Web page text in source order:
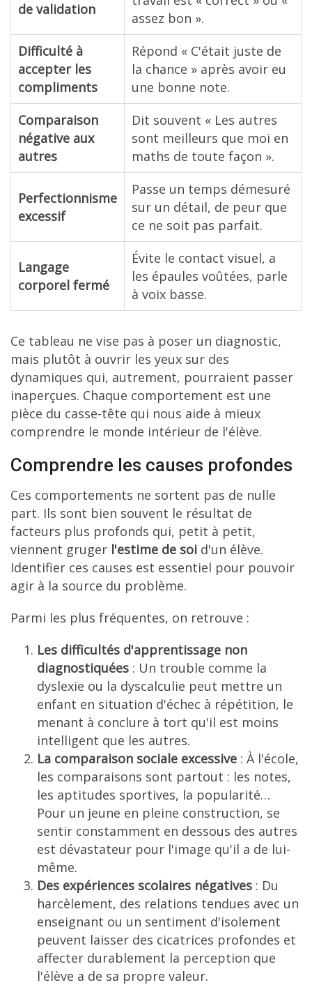
de validation
assez bon ».
Difficulté à
accepter les
compliments
Répond « C'était juste de
la chance » après avoir eu
une bonne note.
Comparaison
négative aux
autres
Dit souvent « Les autres
sont meilleurs que moi en
maths de toute façon ».
Perfectionnisme
excessif
Passe un temps démesuré
sur un détail, de peur que
ce ne soit pas parfait.
Langage
corporel fermé
Évite le contact visuel, a
les épaules voûtées, parle
à voix basse.
Ce tableau ne vise pas à poser un diagnostic,
mais plutôt à ouvrir les yeux sur des
dynamiques qui, autrement, pourraient passer
inaperçues. Chaque comportement est une
pièce du casse-tête qui nous aide à mieux
comprendre le monde intérieur de l'élève.
Comprendre les causes profondes
Ces comportements ne sortent pas de nulle
part. Ils sont bien souvent le résultat de
facteurs plus profonds qui, petit à petit,
viennent gruger l'estime de soi d'un élève.
Identifier ces causes est essentiel pour pouvoir
agir à la source du problème.
Parmi les plus fréquentes, on retrouve :
Les difficultés d'apprentissage non
diagnostiquées : Un trouble comme la
dyslexie ou la dyscalculie peut mettre un
enfant en situation d'échec à répétition, le
menant à conclure à tort qu'il est moins
intelligent que les autres.
La comparaison sociale excessive : À l'école,
les comparaisons sont partout : les notes,
les aptitudes sportives, la popularité…
Pour un jeune en pleine construction, se
sentir constamment en dessous des autres
est dévastateur pour l'image qu'il a de lui-
même.
Des expériences scolaires négatives : Du
harcèlement, des relations tendues avec un
enseignant ou un sentiment d'isolement
peuvent laisser des cicatrices profondes et
affecter durablement la perception que
l'élève a de sa propre valeur.